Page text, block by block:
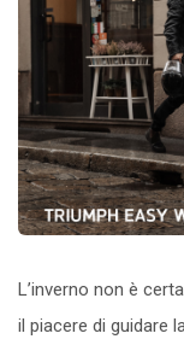
L’inverno non è
il piacere di guidare